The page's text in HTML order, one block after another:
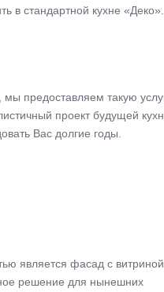
в стандартной кухне «Деко».
предоставляем такую
проект будущей
Вас долгие годы.
является фасад с витриной,
решение для нынешних